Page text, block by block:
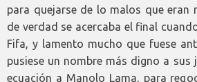
para quejarse de lo malos que eran
de verdad se acercaba el final
Fifa, y lamento mucho que fuese
pusiese un nombre más digno a sus
ecuación a Manolo Lama, para